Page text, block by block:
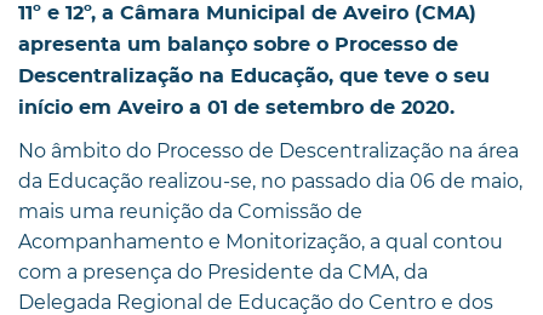
11º e 12º, a Câmara Municipal de Aveiro (CMA)
apresenta um balanço sobre o Processo de
Descentralização na Educação, que teve o seu
início em Aveiro a 01 de setembro de 2020.
No âmbito do Processo de Descentralização na área
da Educação realizou-se, no passado dia 06 de maio,
mais uma reunição da Comissão de
Acompanhamento e Monitorização, a qual contou
com a presença do Presidente da CMA, da
Delegada Regional de Educação do Centro e dos